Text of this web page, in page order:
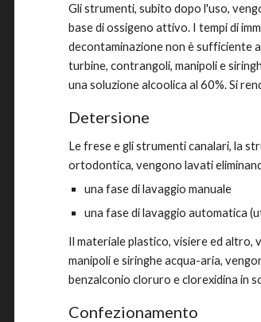
Gli strumenti, subito dopo l'uso,
base di ossigeno attivo. I tempi di
decontaminazione non è sufficiente
turbine, contrangoli, manipoli e
una soluzione alcoolica al 60%. Si
Detersione
Le frese e gli strumenti canalari, la
ortodontica, vengono lavati
una fase di lavaggio manuale
una fase di lavaggio automatica
Il materiale plastico, visiere ed altro,
manipoli e siringhe acqua-aria,
benzalconio cloruro e clorexidina in
Confezionamento